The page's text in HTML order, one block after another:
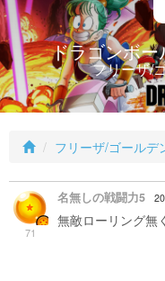
ドラゴンボ
フリーザ/
フリーザ/ゴールデ
71
名無しの戦闘力5
無敵ローリング無